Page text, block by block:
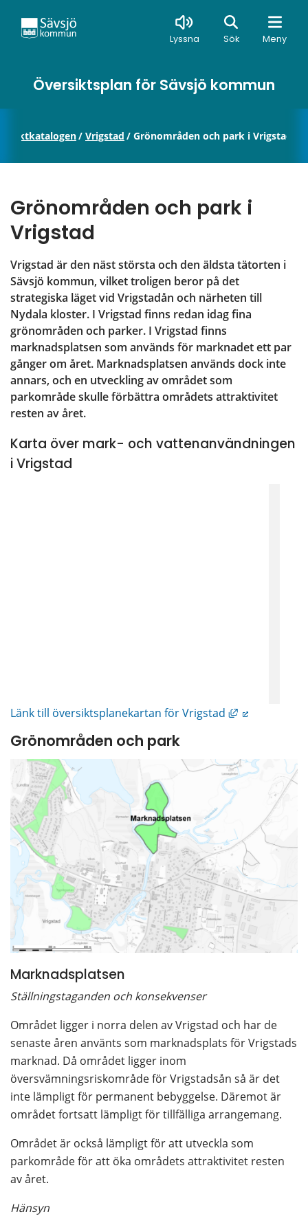
Lyssna Sök Meny
Sök
Översiktsplan för Sävsjö kommun
/ Vrigstad / Grönområden och park i Vrigstad
Grönområden och park i
Vrigstad
Vrigstad är den näst största och den äldsta tätorten i
Sävsjö kommun, vilket troligen beror på det
strategiska läget vid Vrigstadån och närheten till
Nydala kloster. I Vrigstad finns redan idag fina
grönområden och parker. I Vrigstad finns
marknadsplatsen som används för marknadet ett par
gånger om året. Marknadsplatsen används dock inte
annars, och en utveckling av området som
parkområde skulle förbättra områdets attraktivitet
resten av året.
Karta över mark- och vattenanvändningen
i Vrigstad
Länk till översiktsplanekartan för Vrigstad Länk till
Grönområden och park
Marknadsplatsen
Ställningstaganden och konsekvenser
Området ligger i norra delen av Vrigstad och har de
senaste åren använts som marknadsplats för Vrigstads
marknad. Då området ligger inom
översvämningsriskområde för Vrigstadsån så är det
inte lämpligt för permanent bebyggelse. Däremot är
området fortsatt lämpligt för tillfälliga arrangemang.
Området är också lämpligt för att utveckla som
parkområde för att öka områdets attraktivitet resten
av året.
Hänsyn